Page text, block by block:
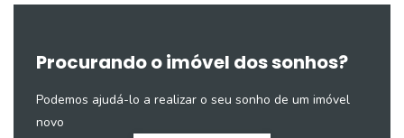
Procurando o imóvel dos sonhos?
Podemos ajudá-lo a realizar o seu sonho de um imóvel
novo